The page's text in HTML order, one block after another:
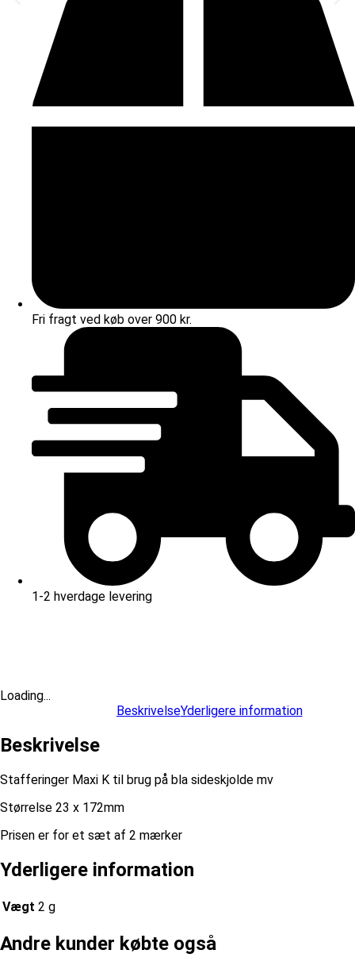
Fri fragt ved køb over 900 kr.
1-2 hverdage levering
Loading...
BeskrivelseYderligere information
Beskrivelse
Stafferinger Maxi K til brug på bla sideskjolde mv
Størrelse 23 x 172mm
Prisen er for et sæt af 2 mærker
Yderligere information
Vægt 2 g
Andre kunder købte også